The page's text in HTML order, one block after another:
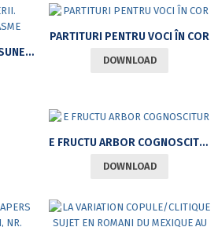
HĂRȚI ALE CUNOAȘTERII. SUNETE, MIRESME ȘI MIASME
PARTITURI PENTRU VOCI ÎN COR
DOWNLOAD
E FRUCTU ARBOR COGNOSCITUR
DOWNLOAD